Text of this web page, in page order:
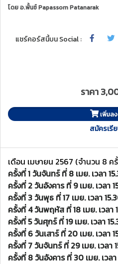
โดยอ.พั้นช์ Papassorn Patanarak
แชร์คอร์สนี้บน Social :
ราคา
เพิ่มล
สมัครเรี
เดือน เมษายน 2567 (จำนวน 8 ค
ครั้งที่ 1 วันจันทร์ ที่ 8 เมย. เวลา
ครั้งที่ 2 วันอังคาร ที่ 9 เมย. เวลา
ครั้งที่ 3 วันพุธ ที่ 17 เมย. เวลา
ครั้งที่ 4 วันพฤหัส ที่ 18 เมย. เวล
ครั้งที่ 5 วันศุกร์ ที่ 19 เมย. เวลา
ครั้งที่ 6 วันเสาร์ ที่ 20 เมย. เวลา
ครั้งที่ 7 วันจันทร์ ที่ 29 เมย. เวล
ครั้งที่ 8 วันอังคาร ที่ 30 เมย. เว